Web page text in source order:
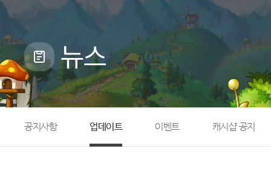
업데이트
캐시샵 공지
메이플 알림판
with maple
직업소개
확률형 아이템
NEXON NOW
뉴스
공지사항 업데이트 이벤트 캐시샵 공지